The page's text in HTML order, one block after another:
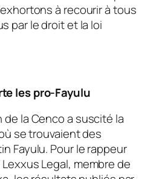
à recourir à tous
par le droit et la loi
les pro-Fayulu
la Cenco a suscité la
se trouvaient des
Fayulu. Pour le rappeur
Legal, membre de